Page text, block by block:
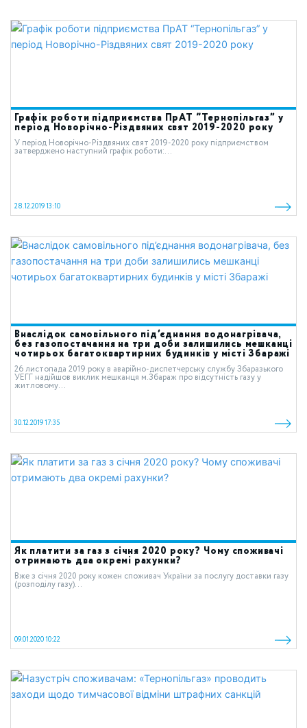
Графік роботи підприємства ПрАТ “Тернопільгаз” у
період Новорічно-Різдвяних свят 2019-2020 року
У період Новорічно-Різдвяних свят 2019-2020 року підприємством
затверджено наступний графік роботи:...
28.12.2019 13:10
Внаслідок самовільного під’єднання водонагрівача,
без газопостачання на три доби залишились мешканці
чотирьох багатоквартирних будинків у місті Збаражі
26 листопада 2019 року в аварійно-диспетчерську службу Збаразького
УЕГГ надійшов виклик мешканця м.Збараж про відсутність газу у
житловому...
30.12.2019 17:35
Як платити за газ з січня 2020 року? Чому споживачі
отримають два окремі рахунки?
Вже з січня 2020 року кожен споживач України за послугу доставки газу
(розподілу газу)...
09.01.2020 10:22